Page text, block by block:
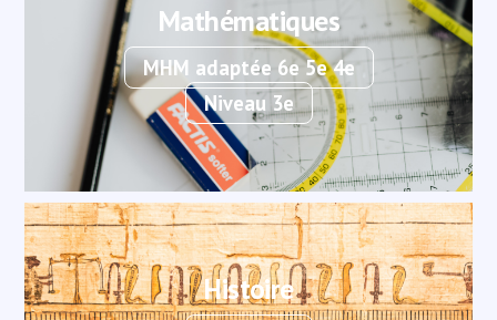
Mathématiques
MHM adaptée 6e 5e 4e
Niveau 3e
Histoire